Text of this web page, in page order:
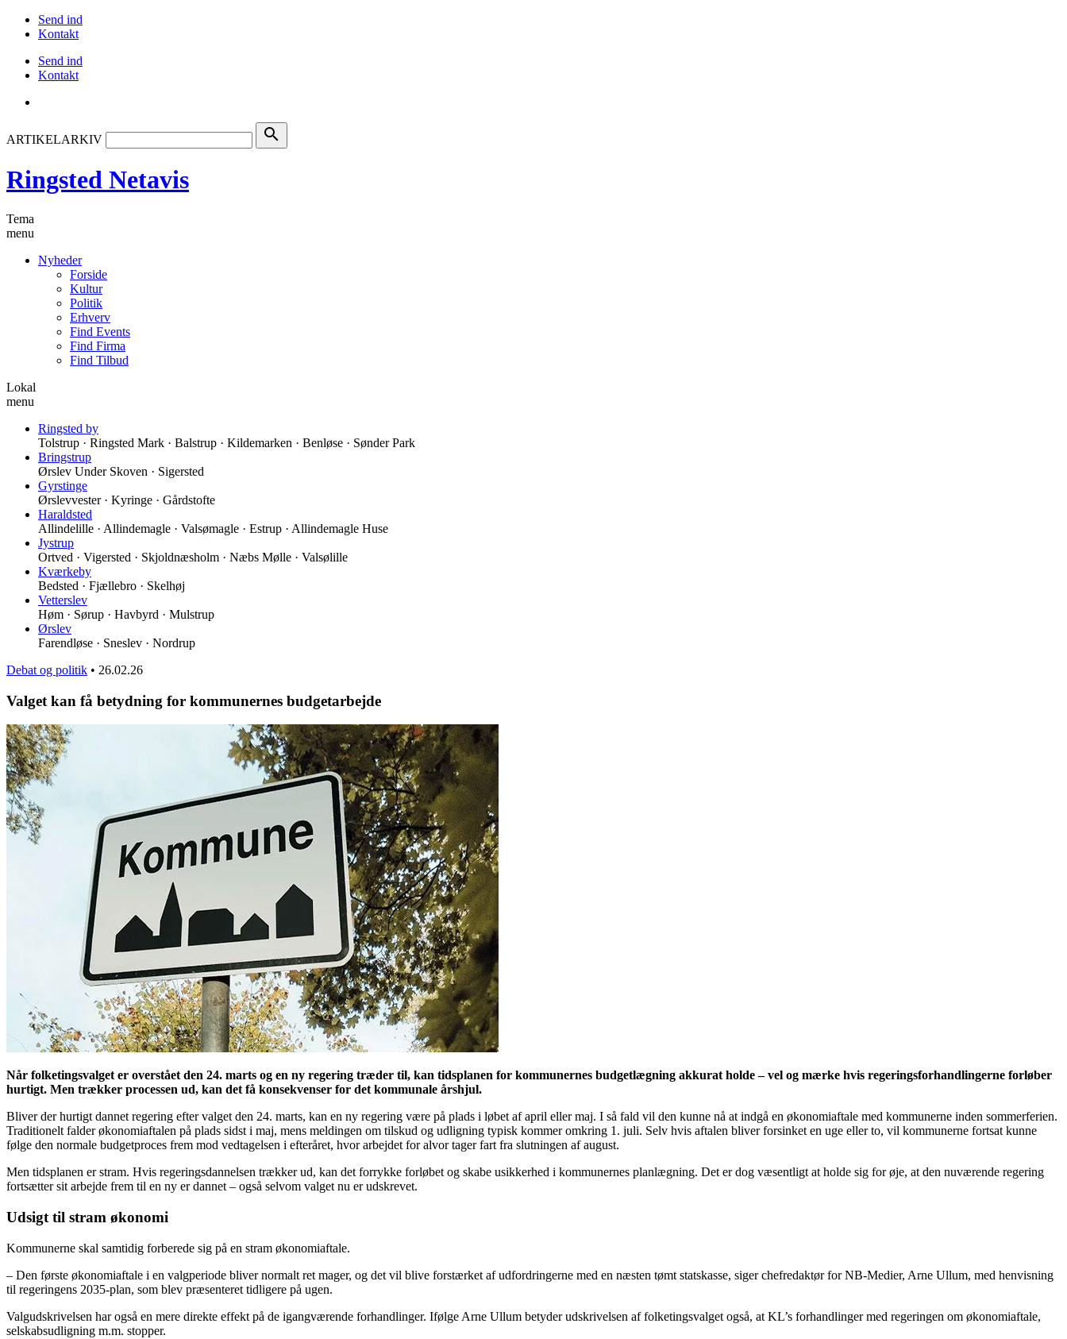
Send ind
Kontakt
Send ind
Kontakt
ARTIKELARKIV search
Ringsted Netavis
Tema
menu
Nyheder
Forside
Kultur
Politik
Erhverv
Find Events
Find Firma
Find Tilbud
Lokal
menu
Ringsted by
Tolstrup · Ringsted Mark · Balstrup · Kildemarken · Benløse · Sønder Park
Bringstrup
Ørslev Under Skoven · Sigersted
Gyrstinge
Ørslevvester · Kyringe · Gårdstofte
Haraldsted
Allindelille · Allindemagle · Valsømagle · Estrup · Allindemagle Huse
Jystrup
Ortved · Vigersted · Skjoldnæsholm · Næbs Mølle · Valsølille
Kværkeby
Bedsted · Fjællebro · Skelhøj
Vetterslev
Høm · Sørup · Havbyrd · Mulstrup
Ørslev
Farendløse · Sneslev · Nordrup
Debat og politik • 26.02.26
Valget kan få betydning for kommunernes budgetarbejde
Når folketingsvalget er overstået den 24. marts og en ny regering træder til, kan tidsplanen for kommunernes budgetlægning akkurat holde – vel og mærke hvis regeringsforhandlingerne forløber
hurtigt. Men trækker processen ud, kan det få konsekvenser for det kommunale årshjul.
Bliver der hurtigt dannet regering efter valget den 24. marts, kan en ny regering være på plads i løbet af april eller maj. I så fald vil den kunne nå at indgå en økonomiaftale med kommunerne inden sommerferien.
Traditionelt falder økonomiaftalen på plads sidst i maj, mens meldingen om tilskud og udligning typisk kommer omkring 1. juli. Selv hvis aftalen bliver forsinket en uge eller to, vil kommunerne fortsat kunne
følge den normale budgetproces frem mod vedtagelsen i efteråret, hvor arbejdet for alvor tager fart fra slutningen af august.
Men tidsplanen er stram. Hvis regeringsdannelsen trækker ud, kan det forrykke forløbet og skabe usikkerhed i kommunernes planlægning. Det er dog væsentligt at holde sig for øje, at den nuværende regering
fortsætter sit arbejde frem til en ny er dannet – også selvom valget nu er udskrevet.
Udsigt til stram økonomi
Kommunerne skal samtidig forberede sig på en stram økonomiaftale.
– Den første økonomiaftale i en valgperiode bliver normalt ret mager, og det vil blive forstærket af udfordringerne med en næsten tømt statskasse, siger chefredaktør for NB-Medier, Arne Ullum, med henvisning
til regeringens 2035-plan, som blev præsenteret tidligere på ugen.
Valgudskrivelsen har også en mere direkte effekt på de igangværende forhandlinger. Ifølge Arne Ullum betyder udskrivelsen af folketingsvalget også, at KL’s forhandlinger med regeringen om økonomiaftale,
selskabsudligning m.m. stopper.